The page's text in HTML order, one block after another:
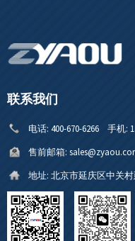
联系我们
电话: 400-670-6266 手机:
售前邮箱:
地址: 北京市延庆区中关